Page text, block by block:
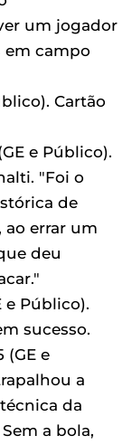
um jogador
campo
Cartão
e Público).
"Foi o
de
ao errar um
deu
e Público).
sucesso.
(GE e
a
da
a bola,